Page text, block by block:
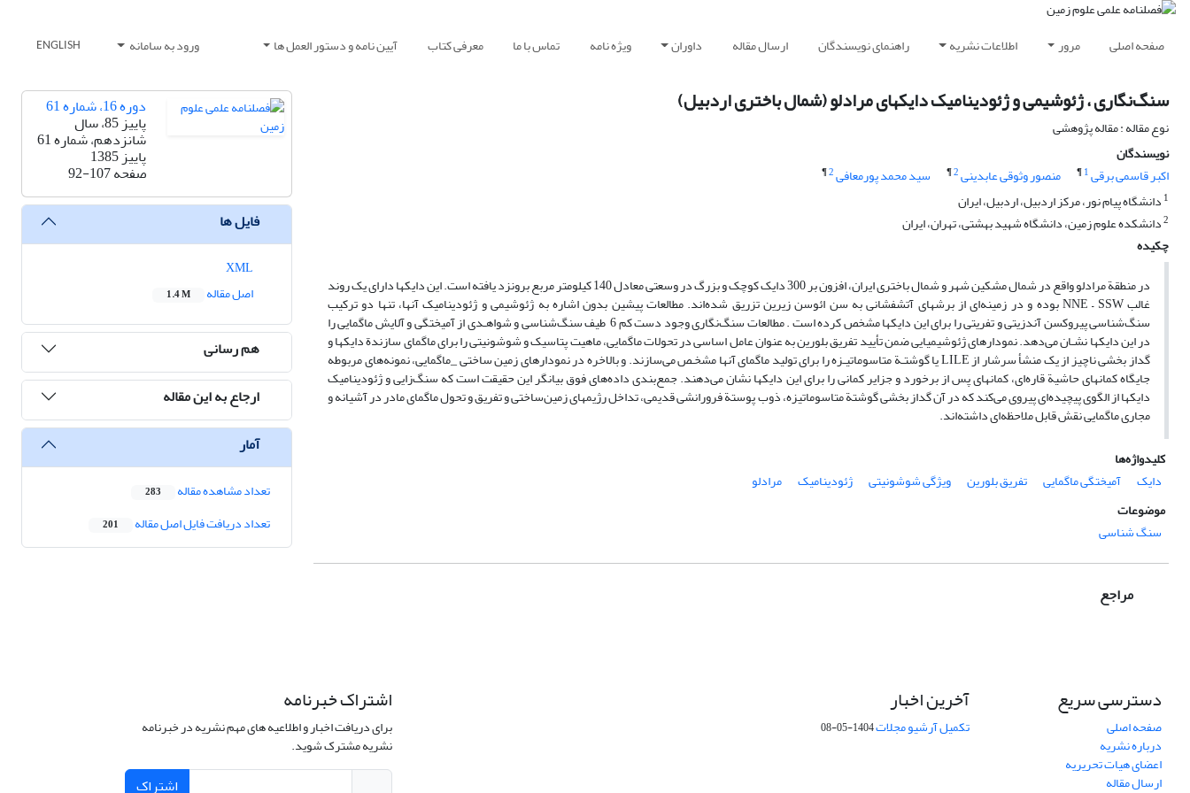
صفحه اصلی مرور اطلاعات نشریه راهنمای نویسندگان ارسال مقاله داوران ویژه نامه تماس با ما معرفی کتاب آیین نامه و دستور العمل ها ورود به سامانه ENGLISH
سنگ‌نگاری ، ژئوشیمی و ژئودینامیک دایکهای مرادلو (شمال باختری اردبیل)
نوع مقاله : مقاله پژوهشی
نویسندگان
اکبر قاسمی برقی1
¶ منصور وثوقی عابدینی2
¶ سید محمد پورمعافی2
¶
1 دانشگاه پیام نور، مرکز اردبیل، اردبیل، ایران
2دانشکده علوم زمین، دانشگاه شهید بهشتی، تهران، ایران
چکیده
در منطقة مرادلو واقع در شمال مشکین شهر و شمال باختری ایران، افزون بر 300 دایک کوچک و بزرگ در وسعتی معادل 140 کیلومتر مربع برونزد یافته است. این دایکها دارای یک روند
غالب NNE – SSW بوده و در زمینه‌ای از برشهای آتشفشانی به سن ائوسن زیرین تزریق شده‌اند. مطالعات پیشین بدون اشاره به ژئوشیمی و ژئودینامیک آنها، تنها دو ترکیب
سنگ‌شناسی پیروکسن آندزیتی و تفریتی را برای این دایکها مشخص کرده است . مطالعات سنگ‌نگاری وجود دست کم 6 طیف سنگ‌شناسی و شواهـدی از آمیختگی و آلایش ماگمایی را
در این دایکها نشـان می‌دهد. نمودارهای ژئوشیمیایی ضمن تأیید تفریق بلورین به عنوان عامل اساسی در تحولات ماگمایی، ماهیت پتاسیک و شوشونیتی را برای ماگمای سازندة دایکها و
گداز بخشی ناچیز از یک منشأ سرشار از LILE یا گوشتـة متاسوماتیـزه را برای تولید ماگمای آنها مشخـص می‌سازند. و بالاخره در نمودارهای زمین ساختی _ماگمایی، نمونه‌های مربوطه
جایگاه کمانهای حاشیة قاره‌ای، کمانهای پس از برخورد و جزایر کمانی را برای این دایکها نشان می‌دهند. جمع‌بندی داده‌های فوق بیانگر این حقیقت است که سنگ‌زایی و ژئودینامیک
دایکها از الگوی پیچیده‌ای پیروی می‌کند که در آن گداز بخشی گوشتة متاسوماتیزه، ذوب پوستة فرورانشی قدیمی، تداخل رژیمهای زمین‌ساختی و تفریق و تحول ماگمای مادر در آشیانه و
مجاری ماگمایی نقش قابل ملاحظه‌ای داشته‌اند.
کلیدواژه‌ها
دایک
آمیختگی ماگمایی تفریق بلورین ویژگی شوشونیتی ژئودینامیک
مرادلو
موضوعات
سنگ شناسی
مراجع
دوره 16، شماره 61
پاییز 85، سال
شانزدهم، شماره 61
پاییز 1385
صفحه92-107
فایل ها
اصل مقاله
1.4 M
هم رسانی
ارجاع به این مقاله
آمار
تعداد مشاهده مقاله 283
تعداد دریافت فایل اصل مقاله 201
دسترسی سریع
صفحه اصلی
درباره نشریه
اعضای هیات تحریریه
ارسال مقاله
آخرین اخبار
تکمیل آرشیو مجلات1404-05-08
اشتراک خبرنامه
برای دریافت اخبار و اطلاعیه های مهم نشریه در خبرنامه
نشریه مشترک شوید.
اشتراک